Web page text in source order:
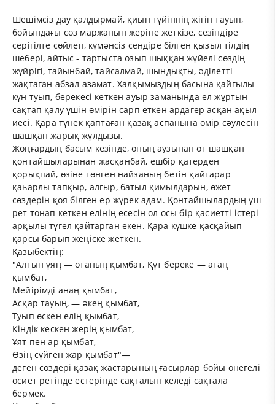
Шешімсіз дау қалдырмай, қиын түйіннің жігін тауып,
бойындағы сөз маржанын жеріне жеткізе, сезіндіре
серігілте сөйлеп, күмәнсіз сендіре білген қызыл тілдің
шебері, айтыс - тартыста озып шыққан жүйелі сөздің
жүйрігі, тайынбай, тайсалмай, шындықты, әділетті
жақтаған абзал азамат. Халқымыздың басына қайғылы
күн туып, берекесі кеткен ауыр заманында ел жұртын
сақтап қалу үшін өмірін сарп еткен ардагер асқан ақыл
иесі. Қара түнек қаптаған қазақ аспанына өмір сәулесін
шашқан жарық жұлдызы.
Жоңғардың басым кезінде, оның аузынан от шашқан
қонтайшыларынан жасқанбай, ешбір қатерден
қорықпай, өзіне төнген найзаның бетін қайтарар
қаһарлы тапқыр, алғыр, батыл қимылдарын, өжет
сөздерін қоя білген ер жүрек адам. Қонтайшылардың үш
рет тонап кеткен елінің есесін ол осы бір қасиетті істері
арқылы түгел қайтарған екен. Қара күшке қасқайып
қарсы барып жеңіске жеткен.
Қазыбектің:
"Алтын ұяң — отаның қымбат, Қүт береке — атаң
қымбат,
Мейірімді анаң қымбат,
Асқар тауың, — әкең қымбат,
Туып өскен елің қымбат,
Кіндік кескен жерің қымбат,
Ұят пен ар қымбат,
Өзің сүйген жар қымбат"—
деген сөздері қазақ жастарының ғасырлар бойы өнегелі
өсиет ретінде естерінде сақталып келеді сақтала
бермек.